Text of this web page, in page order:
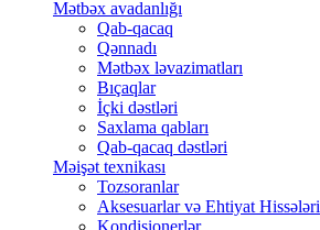
Mətbəx avadanlığı
Qab-qacaq
Qənnadı
Mətbəx ləvazimatları
Bıçaqlar
İçki dəstləri
Saxlama qabları
Qab-qacaq dəstləri
Məişət texnikası
Tozsoranlar
Aksesuarlar və Ehtiyat Hissələri
Kondisionerlər